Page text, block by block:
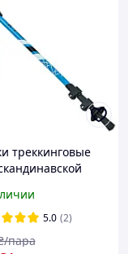
треккинговые
TY-0468
5.0 (2)
пара